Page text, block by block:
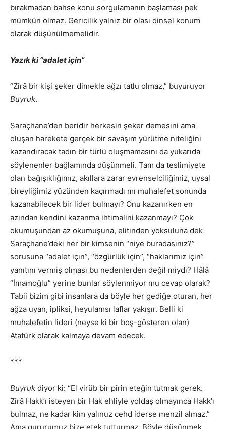
bırakmadan bahse konu sorgulamanın başlaması pek
mümkün olmaz. Gericilik yalnız bir olası dinsel konum
olarak düşünülmemelidir.
Yazık ki “adalet için”
“Zîrâ bir kişi şeker dimekle ağzı tatlu olmaz,” buyuruyor
Buyruk.
Saraçhane’den beridir herkesin şeker demesini ama
oluşan harekete gerçek bir savaşım yürütme niteliğini
kazandıracak tadın bir türlü oluşmamasını da yukarıda
söylenenler bağlamında düşünmeli. Tam da teslimiyete
olan bağışıklığımız, akıllara zarar evrenselciliğimiz, uysal
bireyliğimiz yüzünden kaçırmadı mı muhalefet sonunda
kazanabilecek bir lider bulmayı? Onu kazanırken en
azından kendini kazanma ihtimalini kazanmayı? Çok
okumuşundan az okumuşuna, elitinden yoksuluna dek
Saraçhane’deki her bir kimsenin “niye buradasınız?”
sorusuna “adalet için”, “özgürlük için”, “haklarımız için”
yanıtını vermiş olması bu nedenlerden değil miydi? Hâlâ
“İmamoğlu” yerine bunlar söylenmiyor mu cevap olarak?
Tabii bizim gibi insanlara da böyle her gediğe oturan, her
ağza uyan, ipliksi, heyulamsı laflar yakışır. Belli ki
muhalefetin lideri (neyse ki bir boş-gösteren olan)
Atatürk olarak kalmaya devam edecek.
***
Buyruk diyor ki: “El virüb bir pîrin eteğin tutmak gerek.
Zîrâ Hakk’ı isteyen bir Hak ehliyle yoldaş olmayınca Hakk’ı
bulmaz, ne kadar kim yalınuz cehd iderse menzil almaz.”